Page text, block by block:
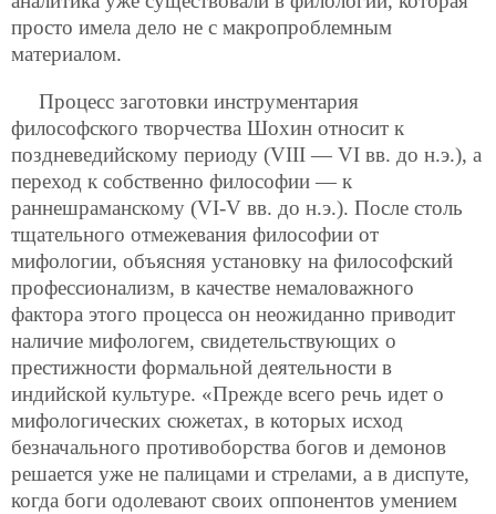
просто имела дело не с макропроблемным
материалом.
Процесс заготовки инструментария
философского творчества Шохин относит к
поздневедийскому периоду (VIII — VI вв. до н.э.), а
переход к собственно философии — к
раннешраманскому (VI-V вв. до н.э.). После столь
тщательного отмежевания философии от
мифологии, объясняя установку на философский
профессионализм, в качестве немаловажного
фактора этого процесса он неожиданно приводит
наличие мифологем, свидетельствующих о
престижности формальной деятельности в
индийской культуре. «Прежде всего речь идет о
мифологических сюжетах, в которых исход
безначального противоборства богов и демонов
решается уже не палицами и стрелами, а в диспуте,
когда боги одолевают своих оппонентов умением